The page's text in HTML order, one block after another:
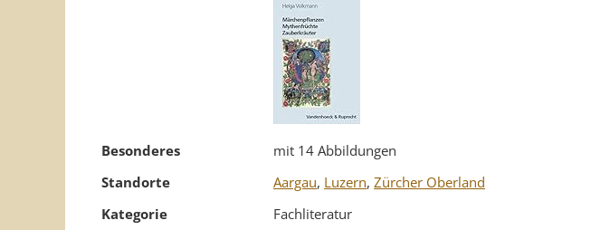
Besonderes
mit 14 Abbildungen
Standorte
Aargau, Luzern, Zürcher Oberland
Kategorie
Fachliteratur